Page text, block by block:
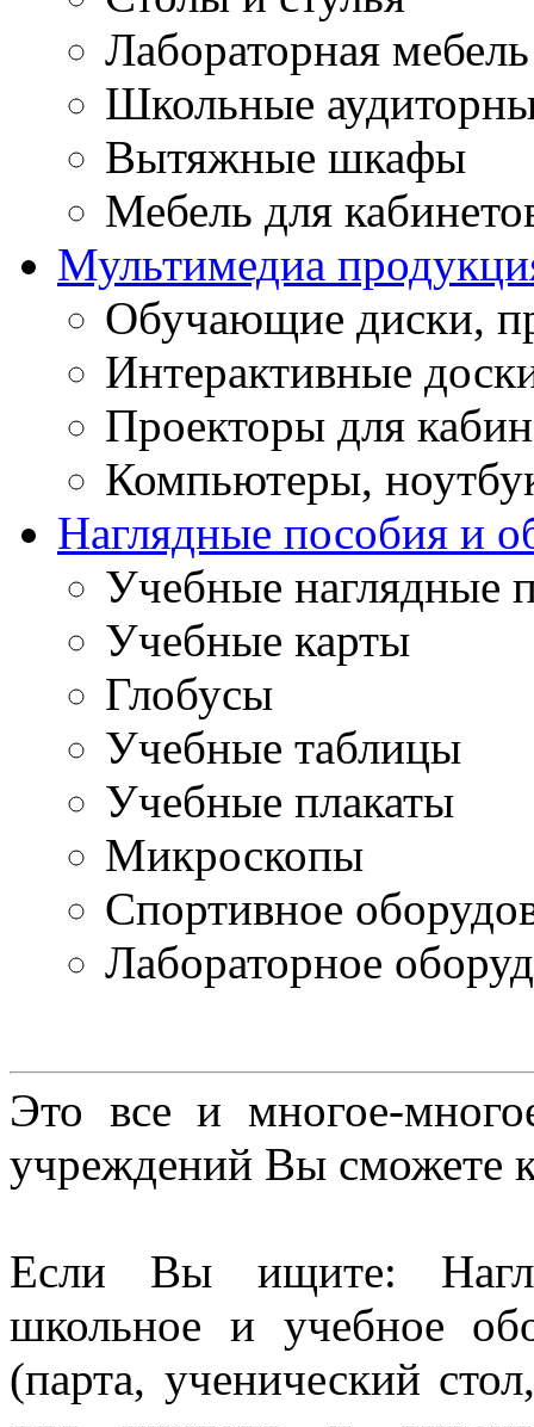
Лабораторная мебель
Школьные
Вытяжные шкафы
Мебель для
Мультимедиа
Обучающие диски,
Интерактивные
Проекторы для
Компьютеры,
Наглядные пособия и
Учебные наглядные
Учебные карты
Глобусы
Учебные таблицы
Учебные плакаты
Микроскопы
Спортивное
Лабораторное
Это все и многое-
учреждений Вы сможете
Если Вы ищите:
школьное и учебное
(парта, ученический